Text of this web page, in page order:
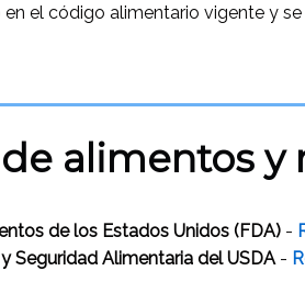
el código alimentario vigente y
alimentos
de los Estados Unidos (FDA)-
Seguridad Alimentaria del USDA -